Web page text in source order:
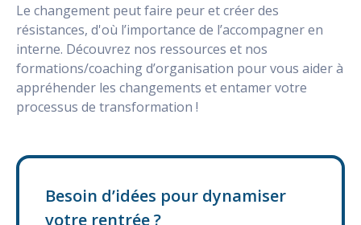
Le changement peut faire peur et créer des
résistances, d'où l’importance de l’accompagner en
interne. Découvrez nos ressources et nos
formations/coaching d’organisation pour vous aider à
appréhender les changements et entamer votre
processus de transformation !
Besoin d’idées pour dynamiser
votre rentrée ?